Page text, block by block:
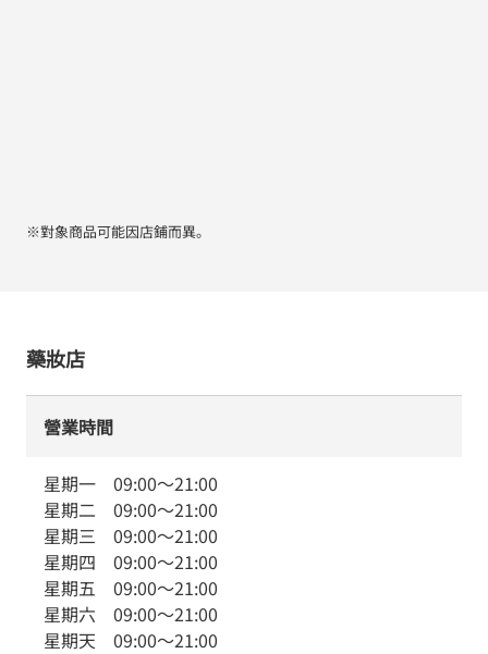
※對象商品可能因店鋪而異。
藥妝店
營業時間
星期一 09:00～21:00
星期二 09:00～21:00
星期三 09:00～21:00
星期四 09:00～21:00
星期五 09:00～21:00
星期六 09:00～21:00
星期天 09:00～21:00